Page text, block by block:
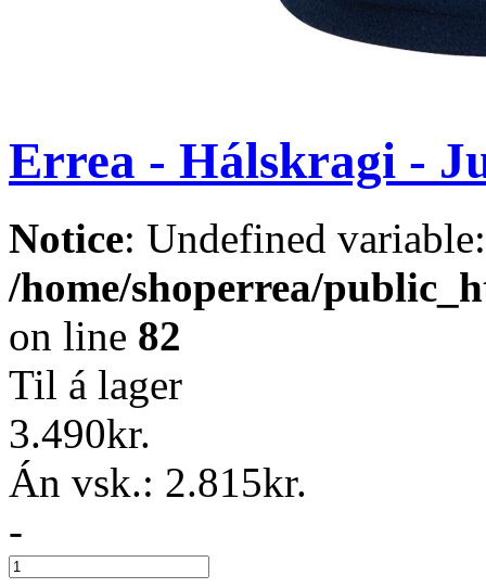
Errea - Hálskragi -
Notice: Undefined
/home/shoperrea/
on line 82
Til á lager
3.490kr.
Án vsk.: 2.815kr.
-